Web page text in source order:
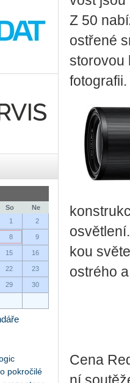
So
Ne
1
2
8 9
15 16
22 23
29 30
pokročilé
Z 50
ostře­né
sto­ro­vou
fo­to­gra­fii.
kou
os­t­ré­ho
Cena